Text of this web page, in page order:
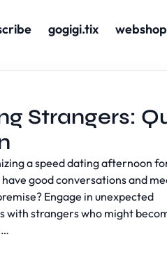
gogigi.tix webshop
Strangers:
a speed dating afternoon
good conversations and
Engage in unexpected
with strangers who might